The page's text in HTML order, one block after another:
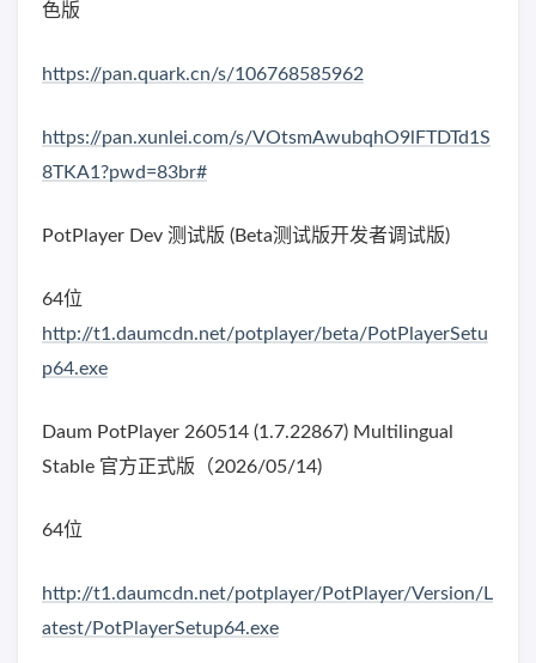
色版
https://pan.quark.cn/s/106768585962
https://pan.xunlei.com/s/VOtsmAwubqhO9lFTDTd1S
8TKA1?pwd=83br#
PotPlayer Dev 测试版 (Beta测试版开发者调试版)
64位
http://t1.daumcdn.net/potplayer/beta/PotPlayerSetu
p64.exe
Daum PotPlayer 260514 (1.7.22867) Multilingual
Stable 官方正式版（2026/05/14)
64位
http://t1.daumcdn.net/potplayer/PotPlayer/Version/L
atest/PotPlayerSetup64.exe